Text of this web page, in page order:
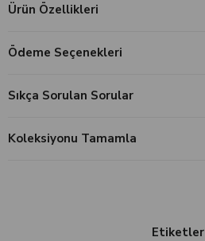
Ürün Özellikleri
Ödeme Seçenekleri
Sıkça Sorulan Sorular
Koleksiyonu Tamamla
Etiketler